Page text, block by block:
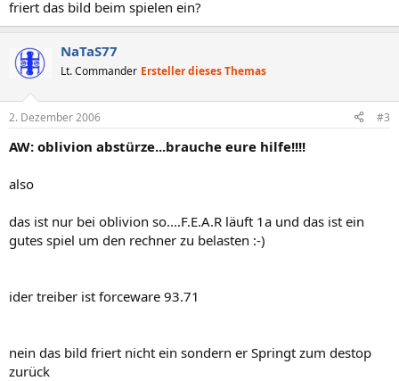
friert das bild beim spielen ein?
NaTaS77
Lt. Commander Ersteller dieses Themas
2. Dezember 2006 #3
AW: oblivion abstürze...brauche eure hilfe!!!!
also
das ist nur bei oblivion so....F.E.A.R läuft 1a und das ist ein
gutes spiel um den rechner zu belasten :-)
ider treiber ist forceware 93.71
nein das bild friert nicht ein sondern er Springt zum destop
zurück